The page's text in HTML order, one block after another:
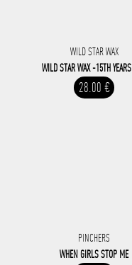
WILD STAR WAX
WILD STAR WAX -15TH
28.00 €
PINCHERS
WHEN GIRLS STOP ME